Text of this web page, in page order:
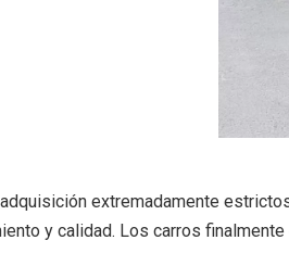
extremadamente
y calidad. Los carros